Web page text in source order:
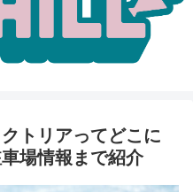
トリアってどこに
場情報まで紹介